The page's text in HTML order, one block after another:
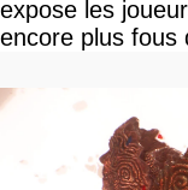
expose les
encore plus fous